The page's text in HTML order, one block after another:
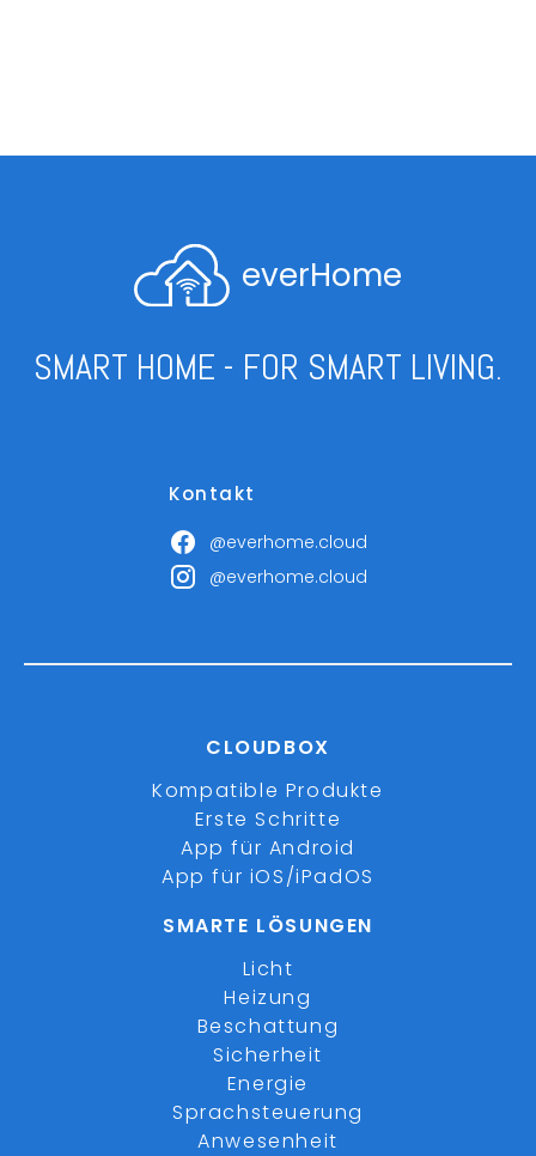
everHome
SMART HOME - FOR SMART LIVING.
Kontakt
@everhome.cloud
@everhome.cloud
CLOUDBOX
Kompatible Produkte
Erste Schritte
App für Android
App für iOS/iPadOS
SMARTE LÖSUNGEN
Licht
Heizung
Beschattung
Sicherheit
Energie
Sprachsteuerung
Anwesenheit